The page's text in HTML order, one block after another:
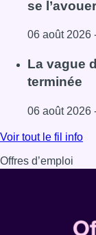
se
06 août 2026
Lire l'article À
La vague
terminée
06 août 2026
Lire l'article
Voir tout le fil info
Offres d’emploi